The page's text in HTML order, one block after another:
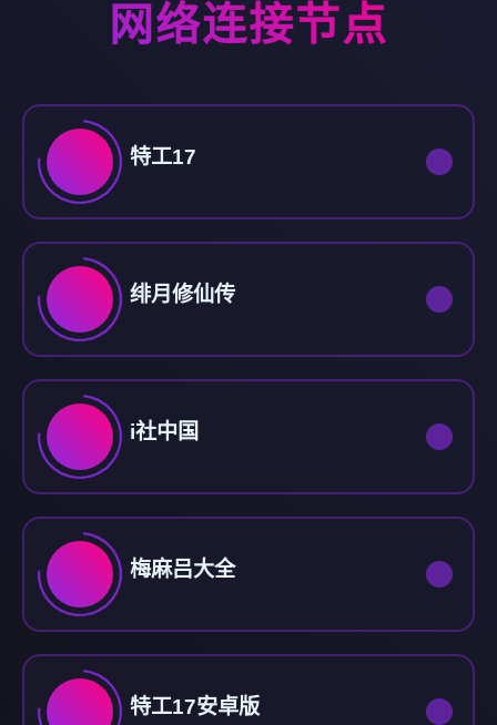
网络连接节点
特工17
绯月修仙传
i社中国
梅麻吕大全
特工17安卓版